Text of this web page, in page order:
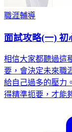
職涯輔導
面試攻略(一)
相信大家都聽過這
要，會決定未來職
給自己過多的壓力
得精準扼要，才能